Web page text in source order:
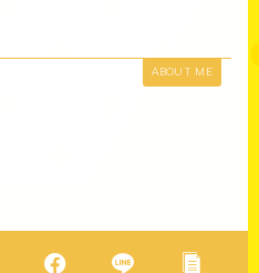
ABOUT ME